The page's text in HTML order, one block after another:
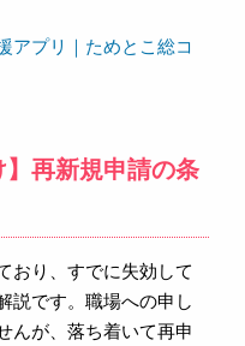
アプリ｜ためとこ総コ
】再新規申請の条
おり、すでに失効して
説です。職場への申し
んが、落ち着いて再申